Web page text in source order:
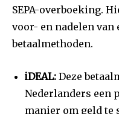
SEPA-overboeking.
voor- en nadelen van
betaalmethoden.
iDEAL: Deze
Nederlanders een
manier om geld te